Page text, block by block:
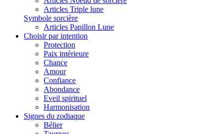
Articles Triple lune
Symbole sorcière
Articles Papillon Lune
Choisir par intention
Protection
Paix intérieure
Chance
Amour
Confiance
Abondance
Eveil spirituel
Harmonisation
Signes du zodiaque
Bélier